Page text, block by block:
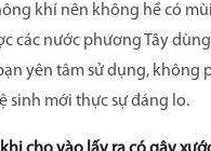
khí nên không hề có
các nước phương Tây
yên tâm sử dụng, không
sinh mới thực sự đáng lo.